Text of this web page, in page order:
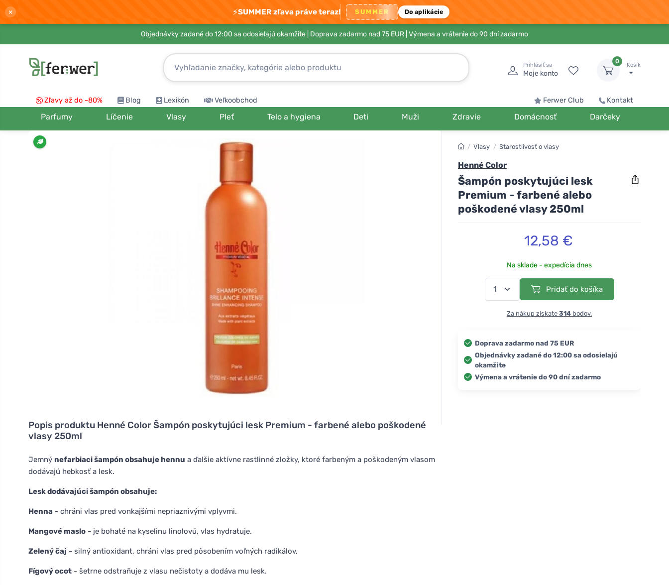
× ⚡SUMMER zľava práve teraz! SUMMER Do aplikácie
Objednávky zadané do 12:00 sa odosielajú okamžite | Doprava zadarmo nad 75 EUR | Výmena a vrátenie do 90 dní zadarmo
Prihlásiť sa
Moje konto
0
Košík
Zľavy až do -80% Blog Lexikón Veľkoobchod Ferwer Club Kontakt
Parfumy Líčenie Vlasy Pleť Telo a hygiena Deti Muži Zdravie Domácnosť Darčeky
Popis produktu Henné Color Šampón poskytujúci lesk Premium - farbené alebo poškodené
vlasy 250ml
Jemný nefarbiaci šampón obsahuje hennu a ďalšie aktívne rastlinné zložky, ktoré farbeným a poškodeným vlasom
dodávajú hebkosť a lesk.
Lesk dodávajúci šampón obsahuje:
Henna - chráni vlas pred vonkajšími nepriaznivými vplyvmi.
Mangové maslo - je bohaté na kyselinu linolovú, vlas hydratuje.
Zelený čaj - silný antioxidant, chráni vlas pred pôsobením voľných radikálov.
Fígový ocot - šetrne odstraňuje z vlasu nečistoty a dodáva mu lesk.
/ Vlasy / Starostlivosť o vlasy
Henné Color
Šampón poskytujúci lesk
Premium - farbené alebo
poškodené vlasy 250ml
12,58 €
Na sklade - expedícia dnes
Pridať do košíka
Za nákup získate 314 bodov.
Doprava zadarmo nad 75 EUR
Objednávky zadané do 12:00 sa odosielajú
okamžite
Výmena a vrátenie do 90 dní zadarmo